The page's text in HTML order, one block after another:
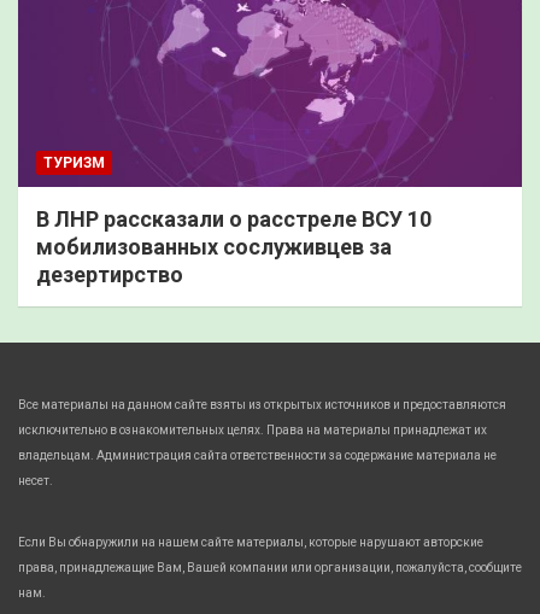
ТУРИЗМ
В ЛНР рассказали о расстреле ВСУ 10
мобилизованных сослуживцев за
дезертирство
Все материалы на данном сайте взяты из открытых источников и предоставляются
исключительно в ознакомительных целях. Права на материалы принадлежат их
владельцам. Администрация сайта ответственности за содержание материала не
несет.
Если Вы обнаружили на нашем сайте материалы, которые нарушают авторские
права, принадлежащие Вам, Вашей компании или организации, пожалуйста, сообщите
нам.